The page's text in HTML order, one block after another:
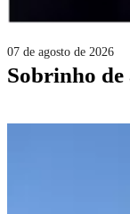
07 de agosto de 2026
sobrinho